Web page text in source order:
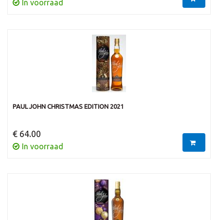
In voorraad
PAUL JOHN CHRISTMAS EDITION 2021
€ 64.00
In voorraad